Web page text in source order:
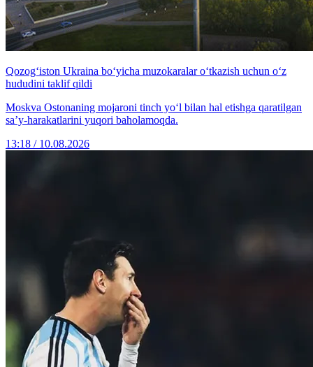
Qozog‘iston Ukraina bo‘yicha muzokaralar o‘tkazish uchun o‘z
hududini taklif qildi
Moskva Ostonaning mojaroni tinch yo‘l bilan hal etishga qaratilgan
sa’y-harakatlarini yuqori baholamoqda.
13:18 / 10.08.2026